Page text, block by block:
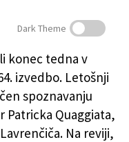
Dark Theme
konec tedna v
izvedbo. Letošnji
spoznavanju
Quaggiata,
Na reviji,